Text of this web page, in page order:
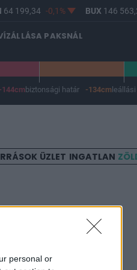
personal or
199,34 -0,1% BUX146 563,2
PAKSNÁL
-144cm biztonsági határ -134cm
ÜZLET INGATLAN
nem hoz